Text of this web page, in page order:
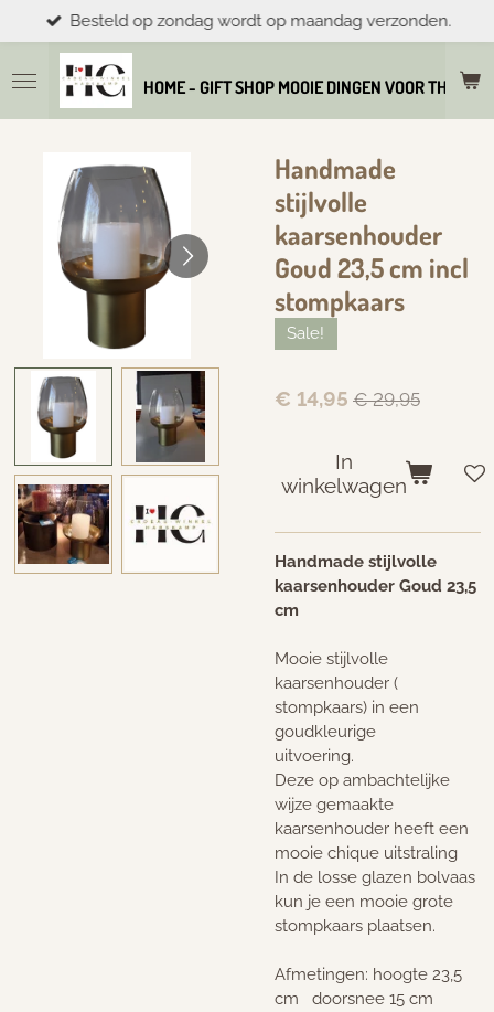
direct
naar
de
hoofdinhoud
HOME - GIFT SHOP MOOIE DINGEN VOOR THUIS
Besteld op zondag wordt op maandag verzonden.
Handmade
stijlvolle
kaarsenhouder
Goud 23,5 cm incl
stompkaars
Sale!
€ 14,95 € 29,95
In
winkelwagen
Handmade stijlvolle
kaarsenhouder Goud 23,5
cm
Mooie stijlvolle
kaarsenhouder (
stompkaars) in een
goudkleurige
uitvoering.
Deze op ambachtelijke
wijze gemaakte
kaarsenhouder heeft een
mooie chique uitstraling
In de losse glazen bolvaas
kun je een mooie grote
stompkaars plaatsen.
Afmetingen: hoogte 23,5
cm doorsnee 15 cm